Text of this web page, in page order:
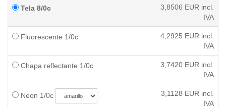
Tela 8/0c 3,8506 EUR incl.
IVA
Fluorescente 1/0c 4,2925 EUR incl.
IVA
Chapa reflectante 1/0c 3,7420 EUR incl.
IVA
Neon 1/0c 3,1128 EUR incl.
IVA